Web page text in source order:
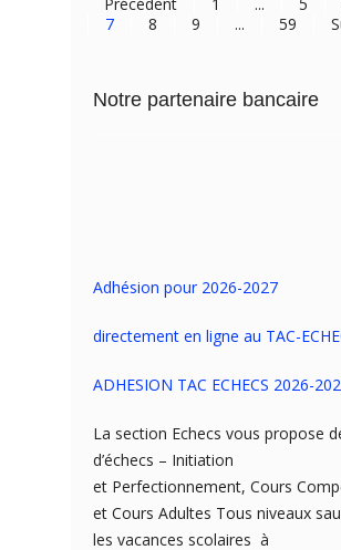
7
8 9 ... 59
Notre partenaire bancaire
Adhésion pour 2026-2027
directement en ligne au TAC-
ADHESION TAC ECHECS 2026-
La section Echecs vous propose
d’échecs – Initiation
et Perfectionnement, Cours
et Cours Adultes Tous niveaux
les vacances scolaires à